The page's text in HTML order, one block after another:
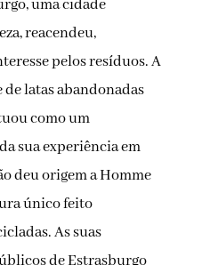
uma cidade
reacendeu,
pelos resíduos. A
latas abandonadas
como um
sua experiência em
deu origem a Homme
único feito
As suas
de Estrasburgo